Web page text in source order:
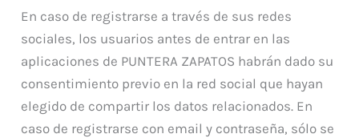
En caso de registrarse a través de sus redes
sociales, los usuarios antes de entrar en las
aplicaciones de PUNTERA ZAPATOS habrán dado su
consentimiento previo en la red social que hayan
elegido de compartir los datos relacionados. En
caso de registrarse con email y contraseña, sólo se